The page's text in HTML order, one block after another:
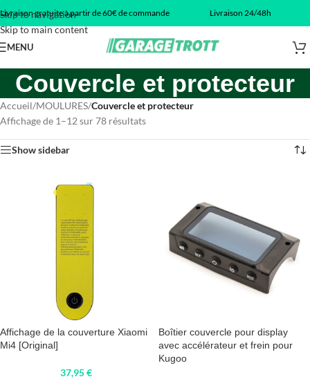
Skip to navigation
Skip to main content
Livraison gratuite à partir de 60€ de commande Livraison 24/48h
MENU
Couvercle et protecteur
Accueil/MOULURES/Couvercle et protecteur
Affichage de 1–12 sur 78 résultats
Show sidebar
Affichage de la couverture Xiaomi
Mi4 [Original]
37,95€
Boîtier couvercle pour display
avec accélérateur et frein pour
Kugoo